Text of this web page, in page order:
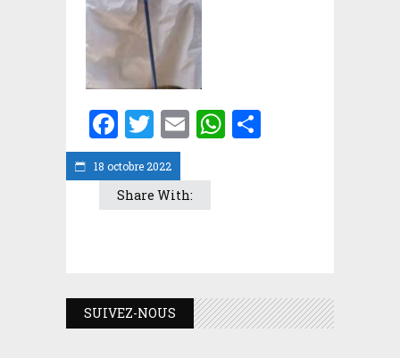
18 octobre 2022
Facebook
Twitter
EmailWhatsApp
Share With:
SUIVEZ-NOUS